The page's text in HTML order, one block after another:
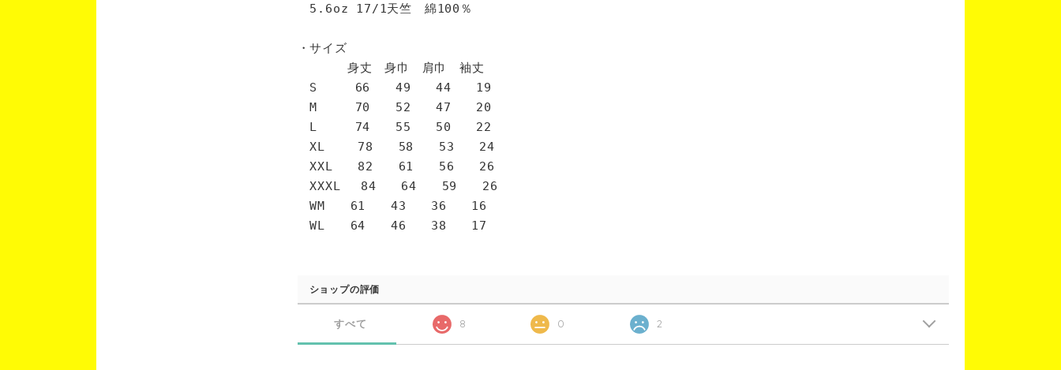
5.6oz 17/1天竺 綿100％
・サイズ
身丈 身巾 肩巾 袖丈
S 66 49 44 19
M 70 52 47 20
L 74 55 50 22
XL 78 58 53 24
XXL 82 61 56 26
XXXL 84 64 59 26
WM 61 43 36 16
WL 64 46 38 17
ショップの評価
すべて 8 0 2